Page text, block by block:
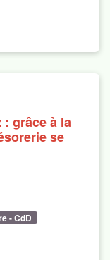
grâce à la
se
- CdD